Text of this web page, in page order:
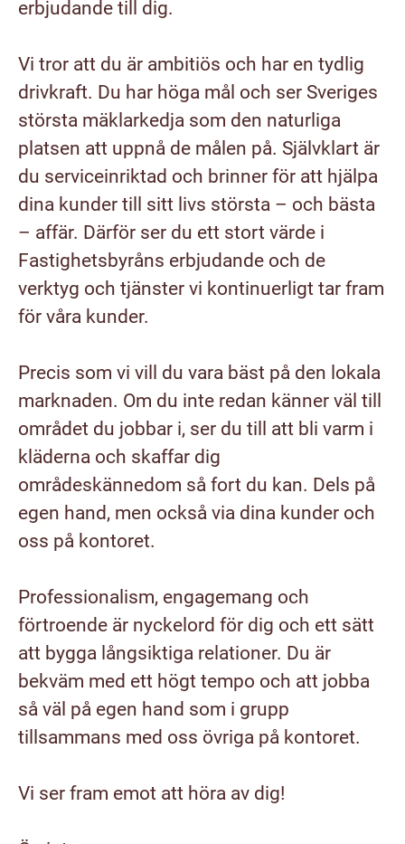
erbjudande till dig.
Vi tror att du är ambitiös och har en tydlig
drivkraft. Du har höga mål och ser Sveriges
största mäklarkedja som den naturliga
platsen att uppnå de målen på. Självklart är
du serviceinriktad och brinner för att hjälpa
dina kunder till sitt livs största – och bästa
– affär. Därför ser du ett stort värde i
Fastighetsbyråns erbjudande och de
verktyg och tjänster vi kontinuerligt tar fram
för våra kunder.
Precis som vi vill du vara bäst på den lokala
marknaden. Om du inte redan känner väl till
området du jobbar i, ser du till att bli varm i
kläderna och skaffar dig
områdeskännedom så fort du kan. Dels på
egen hand, men också via dina kunder och
oss på kontoret.
Professionalism, engagemang och
förtroende är nyckelord för dig och ett sätt
att bygga långsiktiga relationer. Du är
bekväm med ett högt tempo och att jobba
så väl på egen hand som i grupp
tillsammans med oss övriga på kontoret.
Vi ser fram emot att höra av dig!